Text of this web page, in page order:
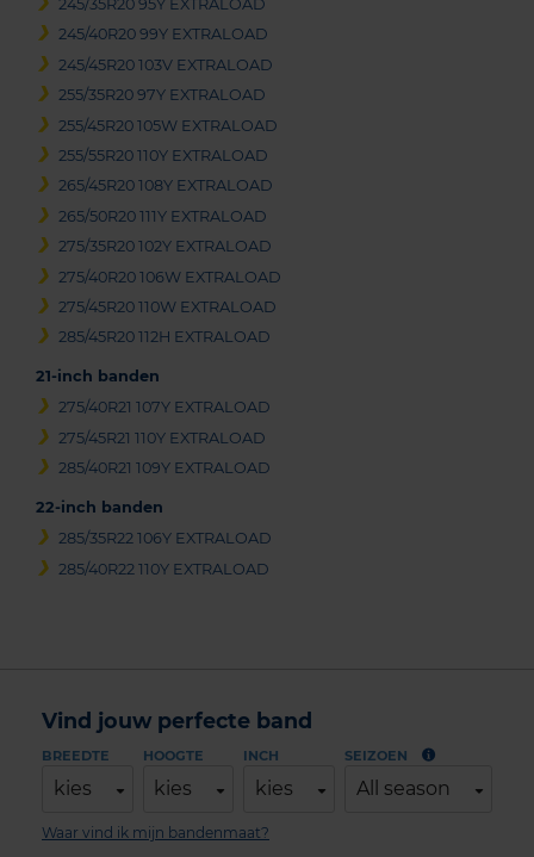
245/35R20 95Y EXTRALOAD
245/40R20 99Y EXTRALOAD
245/45R20 103V EXTRALOAD
255/35R20 97Y EXTRALOAD
255/45R20 105W EXTRALOAD
255/55R20 110Y EXTRALOAD
265/45R20 108Y EXTRALOAD
265/50R20 111Y EXTRALOAD
275/35R20 102Y EXTRALOAD
275/40R20 106W EXTRALOAD
275/45R20 110W EXTRALOAD
285/45R20 112H EXTRALOAD
21-inch banden
275/40R21 107Y EXTRALOAD
275/45R21 110Y EXTRALOAD
285/40R21 109Y EXTRALOAD
22-inch banden
285/35R22 106Y EXTRALOAD
285/40R22 110Y EXTRALOAD
Vind jouw perfecte band
BREEDTE
kies
HOOGTE
kies
INCH
kies
SEIZOEN
All season
Waar vind ik mijn bandenmaat?